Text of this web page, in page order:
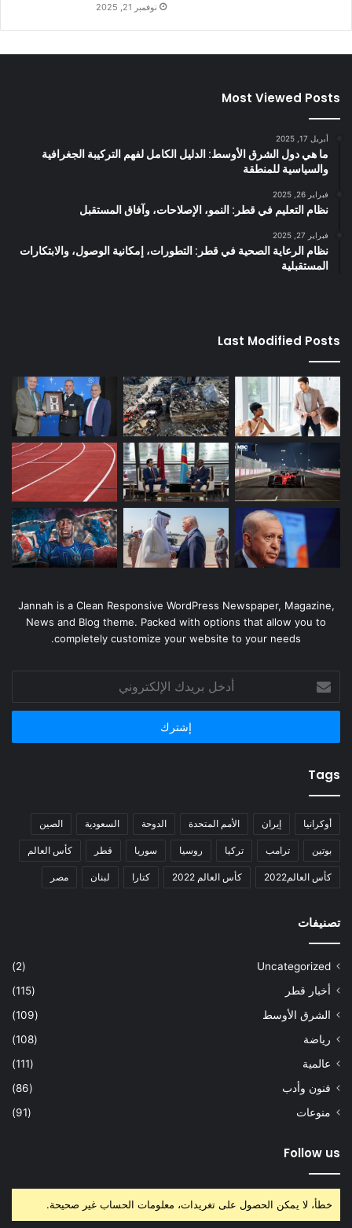
نوفمبر 21, 2025
Most Viewed Posts
أبريل 17, 2025
ما هي دول الشرق الأوسط: الدليل الكامل لفهم التركيبة الجغرافية
والسياسية للمنطقة
فبراير 26, 2025
نظام التعليم في قطر: النمو، الإصلاحات، وآفاق المستقبل
فبراير 27, 2025
نظام الرعاية الصحية في قطر: التطورات، إمكانية الوصول، والابتكارات
المستقبلية
Last Modified Posts
Jannah is a Clean Responsive WordPress Newspaper, Magazine,
News and Blog theme. Packed with options that allow you to
completely customize your website to your needs.
بريدك
الإلكتروني
Tags
أوكرانيا إيران الأمم المتحدة الدوحة السعودية الصين
بوتين ترامب تركيا روسيا سوريا قطر كأس العالم
كأس العالم2022 كأس العالم 2022 كتارا لبنان مصر
تصنيفات
Uncategorized
(2)
أخبار قطر
(115)
الشرق الأوسط
(109)
رياضة
(108)
عالمية
(111)
فنون وأدب
(86)
منوعات
(91)
Follow us
خطأ، لا يمكن الحصول على تغريدات، معلومات الحساب غير صحيحة.